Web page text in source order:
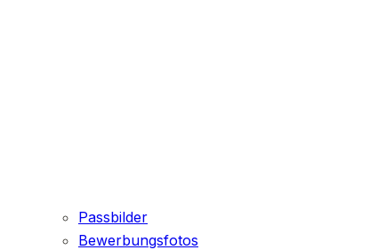
Passbilder
Bewerbungsfotos